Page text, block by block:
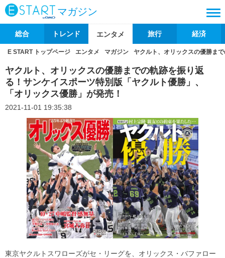
マガジン
総合 トレンド エンタメ 旅行 経済
E START トップページ エンタメ マガジン ヤクルト、オリックスの優勝ま
ヤクルト、オリックスの優勝までの軌跡を振り返
る！サンケイスポーツ特別版「ヤクルト優勝」、
「オリックス優勝」が発売！
2021-11-01 19:35:38
東京ヤクルトスワローズがセ・リーグを、オリックス・バファロー